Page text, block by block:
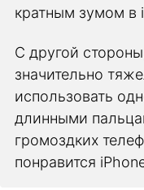
кратным зумом в
С другой
значительно
использовать
длинными
громоздких
понравится